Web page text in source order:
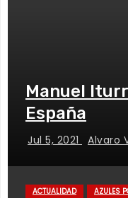
Manuel
España
Jul 5, 2021 Alvaro
ACTUALIDAD AZULES